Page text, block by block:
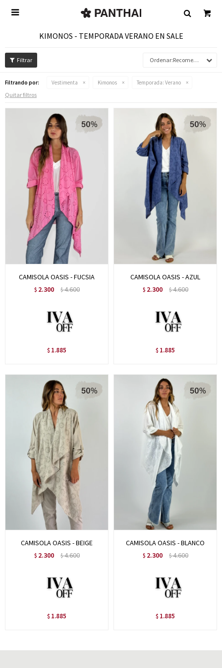

KIMONOS - TEMPORADA VERANO EN SALE
Recomendados
Filtrando por: Vestimenta Kimonos Temporada: Verano
Quitar filtros
CAMISOLA OASIS - FUCSIA
$ 2.300 $4.600
$ 1.885
CAMISOLA OASIS - AZUL
$ 2.300 $4.600
$ 1.885
CAMISOLA OASIS - BEIGE
$ 2.300 $4.600
$ 1.885
CAMISOLA OASIS - BLANCO
$ 2.300 $4.600
$ 1.885